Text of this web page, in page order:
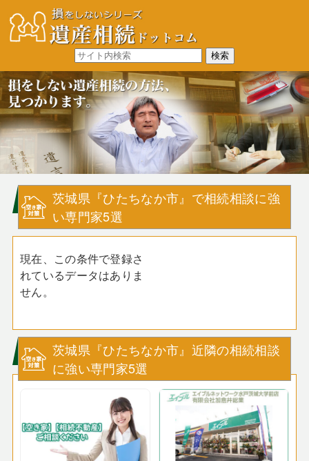
茨城県『ひたちなか市』で相続相談に強
い専門家5選
現在、この条件で登録さ
れているデータはありま
せん。
茨城県『ひたちなか市』近隣の相続相談
に強い専門家5選